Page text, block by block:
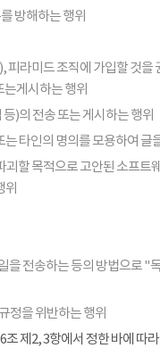
방해하는 행위
미드 조직에 가입할 것을
는게시하는 행위
)의 전송 또는 게시하는 행위
타인의 명의를 모용하여 글
할 목적으로 고안된 소프트
위
을 전송하는 등의 방법으로
정을 위반하는 행위
제2, 3항에서 정한 바에 따